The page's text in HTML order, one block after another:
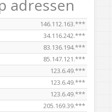
adressen
146.112.163.***
34.116.242.***
83.136.194.***
85.147.121.***
123.6.49.***
123.6.49.***
123.6.49.***
205.169.39.***